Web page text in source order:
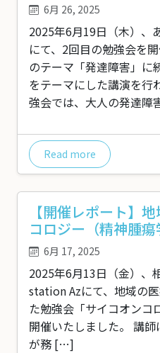
6月 26, 2025
2025年6月19日（木）、
にて、2回目の勉強会を
のテーマ「発達障害」に
をテーマにした講演を行
強会では、大人の発達
Read more
【開催レポート】
コロジー（精神腫瘍
6月 17, 2025
2025年6月13日（金）、
station Azにて、地域の
た勉強会「サイコオンコ
開催いたしました。 講
が務 […]